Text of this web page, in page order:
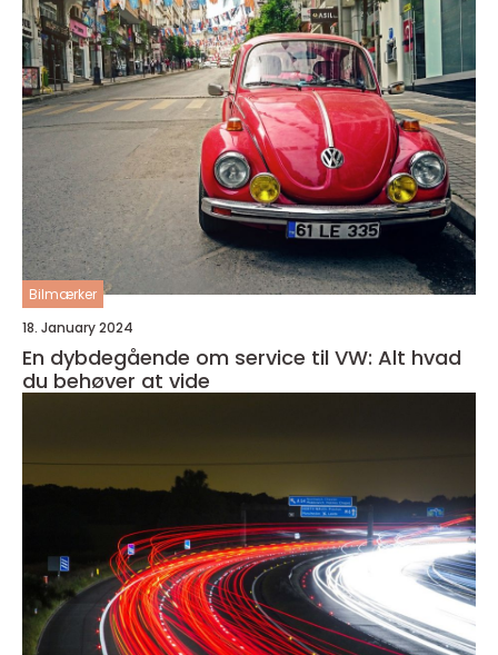
Bilmærker
18. January 2024
En dybdegående om service til VW: Alt hvad
du behøver at vide